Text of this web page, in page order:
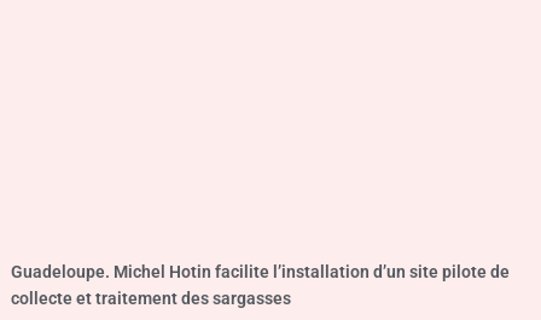
Guadeloupe. Michel Hotin facilite l’installation d’un site pilote de
collecte et traitement des sargasses